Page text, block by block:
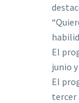
El
junio
El
tercer